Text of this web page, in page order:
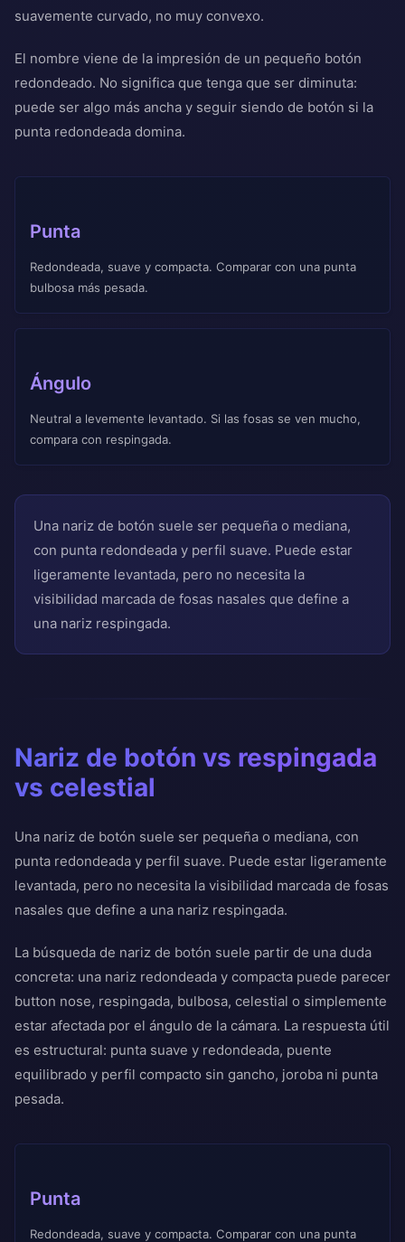
suavemente curvado, no muy convexo.
El nombre viene de la impresión de un pequeño botón
redondeado. No significa que tenga que ser diminuta:
puede ser algo más ancha y seguir siendo de botón si la
punta redondeada domina.
Punta
Redondeada, suave y compacta. Comparar con una punta
bulbosa más pesada.
Ángulo
Neutral a levemente levantado. Si las fosas se ven mucho,
compara con respingada.
Una nariz de botón suele ser pequeña o mediana,
con punta redondeada y perfil suave. Puede estar
ligeramente levantada, pero no necesita la
visibilidad marcada de fosas nasales que define a
una nariz respingada.
Nariz de botón vs respingada
vs celestial
Una nariz de botón suele ser pequeña o mediana, con
punta redondeada y perfil suave. Puede estar ligeramente
levantada, pero no necesita la visibilidad marcada de fosas
nasales que define a una nariz respingada.
La búsqueda de nariz de botón suele partir de una duda
concreta: una nariz redondeada y compacta puede parecer
button nose, respingada, bulbosa, celestial o simplemente
estar afectada por el ángulo de la cámara. La respuesta útil
es estructural: punta suave y redondeada, puente
equilibrado y perfil compacto sin gancho, joroba ni punta
pesada.
Punta
Redondeada, suave y compacta. Comparar con una punta